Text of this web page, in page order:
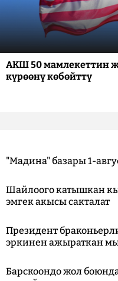
АКШ 50 мамлекеттин
күрөөнү көбөйттү
"Мадина" базары 1-
Шайлоого катышкан
эмгек акысы сакталат
Президент
эркинен ажыраткан
Барскоондо жол